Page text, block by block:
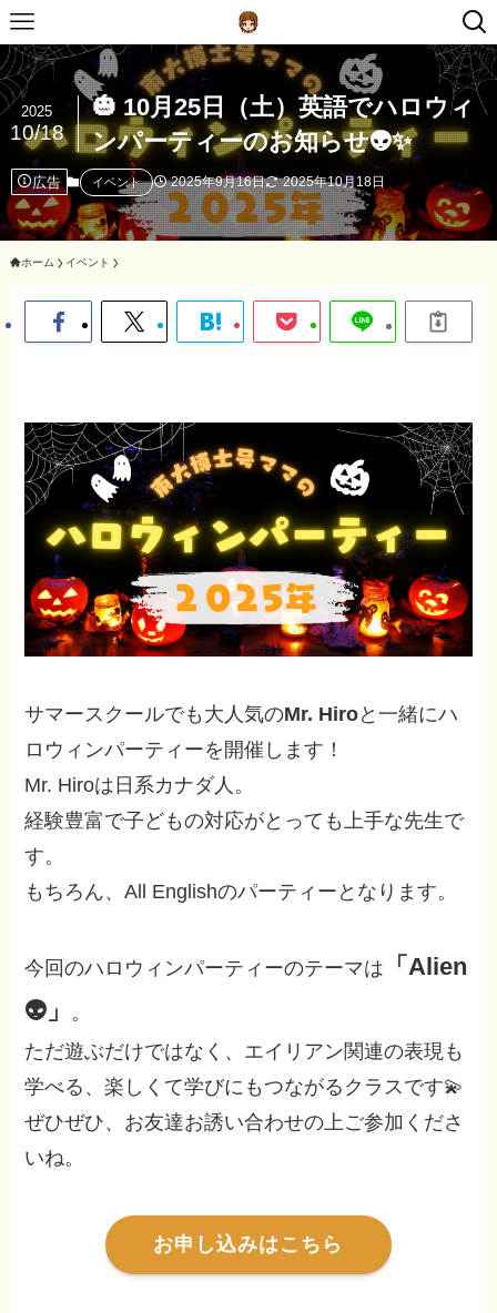
🎃 10月25日（土）英語でハロウィ
ンパーティーのお知らせ👽✨
2025
10/18
広告 イベント 2025年9月16日 2025年10月18日
ホーム イベント
サマースクールでも大人気のMr. Hiroと一緒にハ
ロウィンパーティーを開催します！
Mr. Hiroは日系カナダ人。
経験豊富で子どもの対応がとっても上手な先生で
す。
もちろん、All Englishのパーティーとなります。
今回のハロウィンパーティーのテーマは
「Alien
👽」
。
ただ遊ぶだけではなく、エイリアン関連の表現も
学べる、楽しくて学びにもつながるクラスです💫
ぜひぜひ、お友達お誘い合わせの上ご参加くださ
いね。
お申し込みはこちら